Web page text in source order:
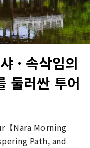
· 속삭임의
둘러싼 투어
【Nara Morning
Path, and